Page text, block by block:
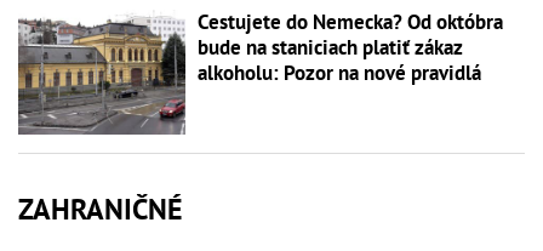
Cestujete do Nemecka? Od októbra
bude na staniciach platiť zákaz
alkoholu: Pozor na nové pravidlá
ZAHRANIČNÉ